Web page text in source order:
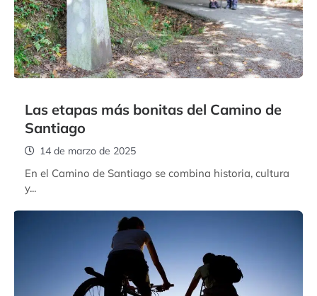
Las etapas más bonitas del Camino de
Santiago
14 de marzo de 2025
En el Camino de Santiago se combina historia, cultura
y...